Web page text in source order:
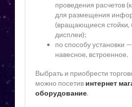
проведения расчетов
для размещения
(вращающиеся стойки,
дисплеи);
по способу установки
навесное, встроенное.
Выбрать и приобрести
можно посетив интернет
оборудование.